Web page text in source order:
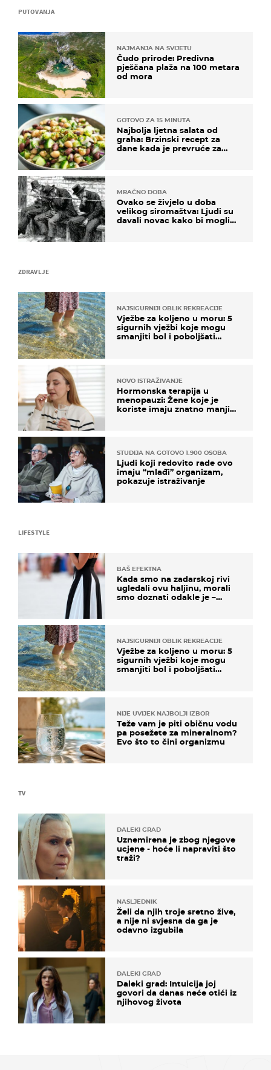
ZDRAVLJE
NAJSIGURNIJI OBLIK REKREACIJE
Vježbe za koljeno u moru: 5
sigurnih vježbi koje mogu
smanjiti bol i poboljšati
NOVO ISTRAŽIVANJE
Hormonska terapija u
menopauzi: Žene koje je
koriste imaju znatno manji
STUDIJA NA GOTOVO 1.900 OSOBA
Ljudi koji redovito rade ovo
imaju “mlađi” organizam,
pokazuje istraživanje
TV
DALEKI GRAD
Uznemirena je zbog njegove
ucjene - hoće li napraviti što
traži?
NASLJEDNIK
Želi da njih troje sretno žive,
a nije ni svjesna da ga je
odavno izgubila
DALEKI GRAD
Daleki grad: Intuicija joj
govori da danas neće otići iz
njihovog života
PUTOVANJA
NAJMANJA NA SVIJETU
Čudo prirode: Predivna
pješčana plaža na 100 metara
od mora
GOTOVO ZA 15 MINUTA
Najbolja ljetna salata od
graha: Brzinski recept za
dane kada je prevruće za
MRAČNO DOBA
Ovako se živjelo u doba
velikog siromaštva: Ljudi su
davali novac kako bi mogli
LIFESTYLE
BAŠ EFEKTNA
Kada smo na zadarskoj rivi
ugledali ovu haljinu, morali
smo doznati odakle je –
NAJSIGURNIJI OBLIK REKREACIJE
Vježbe za koljeno u moru: 5
sigurnih vježbi koje mogu
smanjiti bol i poboljšati
NIJE UVIJEK NAJBOLJI IZBOR
Teže vam je piti običnu vodu
pa posežete za mineralnom?
Evo što to čini organizmu